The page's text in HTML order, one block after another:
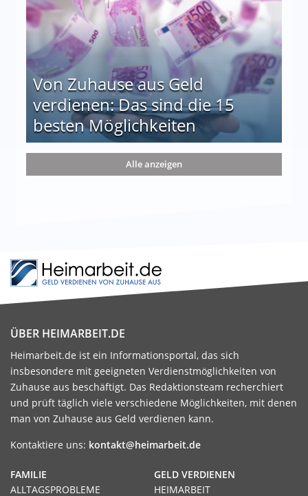
Von Zuhause aus Geld
verdienen: Das sind die 15
besten Möglichkeiten
die 15 besten Möglichkeiten
Alle anzeigen
ÜBER HEIMARBEIT.DE
Heimarbeit.de ist ein Informationsportal, das sich
insbesondere mit geeigneten Verdienstmöglichkeiten von
Zuhause aus beschäftigt. Das Redaktionsteam recherchiert
und prüft täglich viele verschiedene Möglichkeiten, mit denen
man von Zuhause aus Geld verdienen kann.
Kontaktiere uns: kontakt@heimarbeit.de
GELD VERDIENEN
HEIMARBEIT
FAMILIE
ALLTAGSPROBLEME